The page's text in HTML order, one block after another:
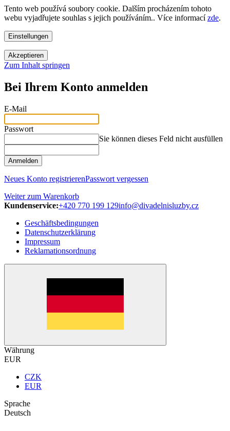
Tento web používá soubory cookie. Dalším procházením tohoto
webu vyjadřujete souhlas s jejich používáním.. Více informacízde.
Einstellungen
Akzeptieren
Zum Inhalt springen
Bei Ihrem Konto anmelden
E-Mail
Passwort
Sie können dieses Feld nicht ausfüllen
Anmelden
Neues Konto registrierenPasswort vergessen
Weiter zum Warenkorb
Kundenservice:+420 770 199 129info@divadelnisluzby.cz
Geschäftsbedingungen
Datenschutzerklärung
Impressum
Reklamationsordnung
Währung
EUR
CZK
EUR
Sprache
Deutsch